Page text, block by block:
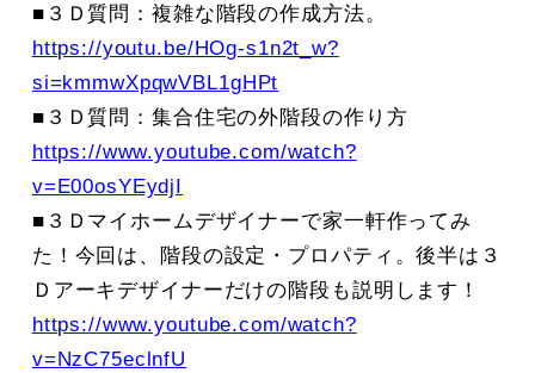
■３Ｄ質問：複雑な階段の作成方法。
https://youtu.be/HOg-s1n2t_w?
si=kmmwXpqwVBL1gHPt
■３Ｄ質問：集合住宅の外階段の作り方
https://www.youtube.com/watch?
v=E00osYEydjI
■３Ｄマイホームデザイナーで家一軒作ってみ
た！今回は、階段の設定・プロパティ。後半は３
Ｄアーキデザイナーだけの階段も説明します！
https://www.youtube.com/watch?
v=NzC75eclnfU